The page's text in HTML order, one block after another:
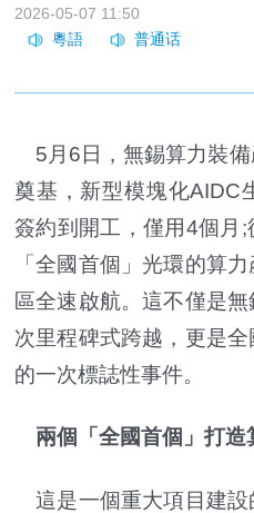
2026-05-07 11:50
5月6日，無錫算力裝備
奠基，新型模塊化AIDC
簽約到開工，僅用4個月
「全國首個」光環的算
區全速啟航。這不僅是
次里程碑式跨越，更是
的一次標誌性事件。
兩個「全國首個」打造
這是一個重大項目建設